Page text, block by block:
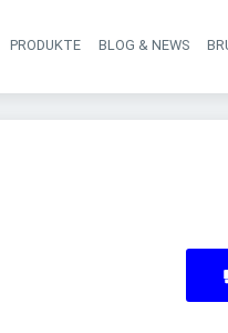
Haupt-Navigation
PRODUKTE BLOG & NEWS